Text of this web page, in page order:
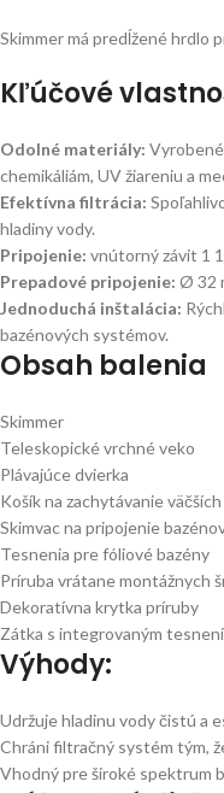
Skimmer má predĺžené hrdlo
Kľúčové
Odolné materiály:
chemikáliám, UV žiareniu a
Efektívna filtrácia:
hladiny vody.
Pripojenie: vnútorný závit 1
Prepadové pripojenie: Ø 32
Jednoduchá inštalácia:
bazénových systémov.
Obsah balenia
Skimmer
Teleskopické vrchné veko
Plávajúce dvierka
Košík na zachytávanie
Skimvac na pripojenie
Tesnenia pre fóliové bazény
Príruba vrátane montážnych
Dekoratívna krytka príruby
Zátka s integrovaným
Výhody:
Udržuje hladinu vody čistú a
Chráni filtračný systém tým,
Vhodný pre široké spektrum